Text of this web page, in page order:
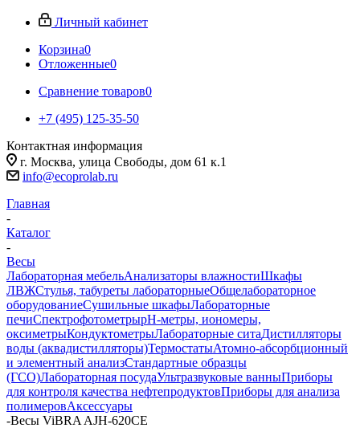
Личный кабинет
Корзина0
Отложенные0
Сравнение товаров0
+7 (495) 125-35-50
Контактная информация
г. Москва, улица Свободы, дом 61 к.1
info@ecoprolab.ru
Главная
-
Каталог
-
Весы
Лабораторная мебельАнализаторы влажностиШкафы
ЛВЖСтулья, табуреты лабораторныеОбщелабораторное
оборудованиеСушильные шкафыЛабораторные
печиСпектрофотометрыpH-метры, иономеры,
оксиметрыКондуктометрыЛабораторные ситаДистилляторы
воды (аквадистилляторы)ТермостатыАтомно-абсорбционный
и элементный анализСтандартные образцы
(ГСО)Лабораторная посудаУльтразвуковые ванныПриборы
для контроля качества нефтепродуктовПриборы для анализа
полимеровАксессуары
-Весы ViBRA AJH-620CE